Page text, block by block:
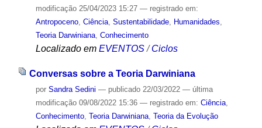
modificação25/04/2023 15:27 — registrado em:
Antropoceno, Ciência, Sustentabilidade, Humanidades,
Teoria Darwiniana, Conhecimento
Localizado em EVENTOS /Ciclos
Conversas sobre a Teoria Darwiniana
por Sandra Sedini — publicado22/03/2022 — última
modificação09/08/2022 15:36 — registrado em: Ciência,
Conhecimento, Teoria Darwiniana, Teoria da Evolução